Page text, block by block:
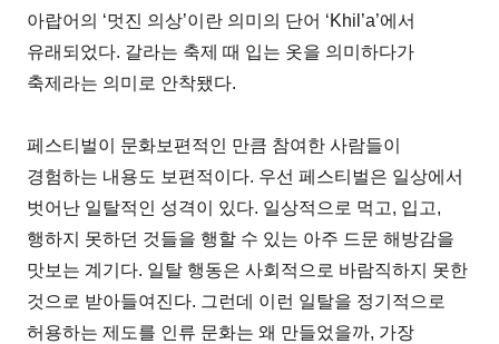
아랍어의 ‘멋진 의상’이란 의미의 단어 ‘Khil’a’에서
유래되었다. 갈라는 축제 때 입는 옷을 의미하다가
축제라는 의미로 안착됐다.
페스티벌이 문화보편적인 만큼 참여한 사람들이
경험하는 내용도 보편적이다. 우선 페스티벌은 일상에서
벗어난 일탈적인 성격이 있다. 일상적으로 먹고, 입고,
행하지 못하던 것들을 행할 수 있는 아주 드문 해방감을
맛보는 계기다. 일탈 행동은 사회적으로 바람직하지 못한
것으로 받아들여진다. 그런데 이런 일탈을 정기적으로
허용하는 제도를 인류 문화는 왜 만들었을까, 가장